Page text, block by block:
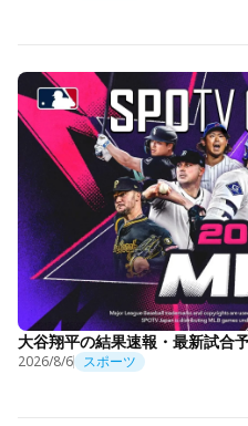
大谷翔平の結果速報・最新試合
2026/8/6 スポーツ